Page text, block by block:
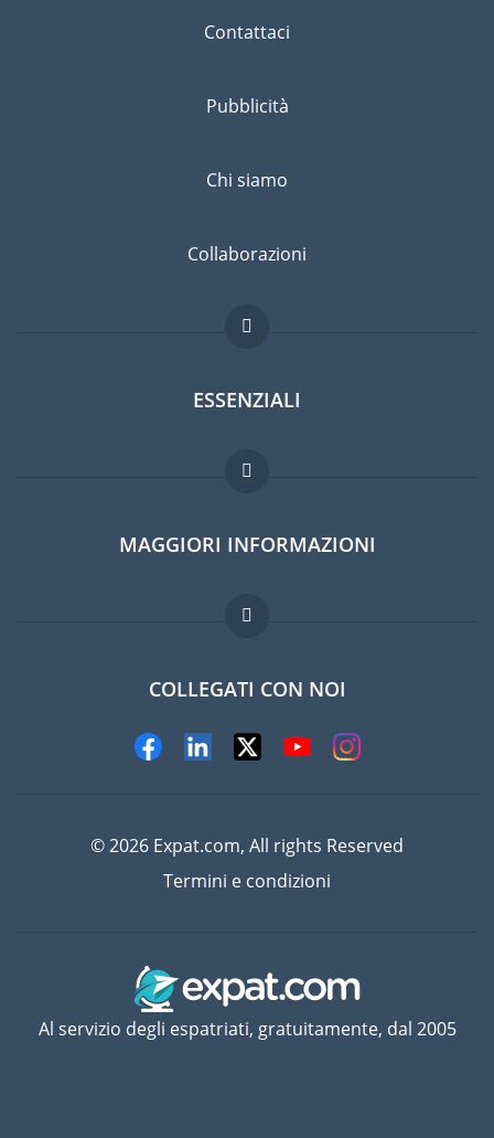
Contattaci
Pubblicità
Chi siamo
Collaborazioni
ESSENZIALI
Forum per expat
Guida per expat
Lavori all'estero
MAGGIORI INFORMAZIONI
Domande frequenti
COLLEGATI CON NOI
© 2026 Expat.com, All rights Reserved
Termini e condizioni
Al servizio degli espatriati, gratuitamente, dal 2005